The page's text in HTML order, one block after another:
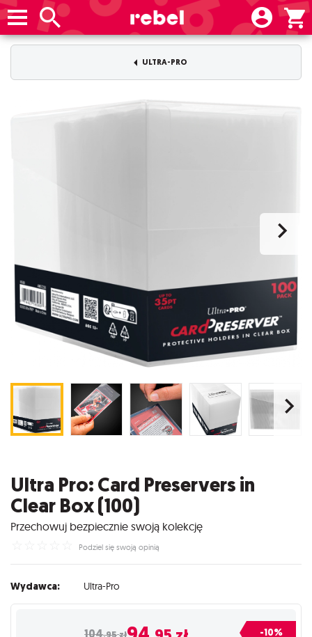
ULTRA-PRO
Ultra Pro: Card Preservers in
Clear Box (100)
Przechowuj bezpiecznie swoją kolekcję
Podziel się swoją opinią
Wydawca: Ultra-Pro
104,95zł -10%